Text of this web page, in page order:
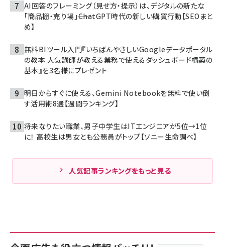
AI回答のフレーミング（見せ方・提示）は、デジタルの新たな
「商品棚・売り場」――ChatGPT時代の新しい購買行動【SEOまと
め】
無料BIツール入門『いちばんやさしいGoogleデータポータル
の教本 人気講師が教える業務で使えるダッシュボード構築の
基本』を3名様にプレゼント
明日からすぐに使える、Gemini Notebookを無料で使い倒
す活用術8選【週間ランキング】
将来なりたい職業、男子中学生はITエンジニアが5位→1位
に！ 高校生は男女とも公務員がトップ【ソニー生命調べ】
人気記事ランキングをもっと見る